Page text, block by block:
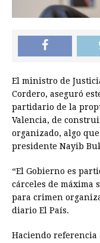
El ministro de
Cordero, aseguró
partidario de la
Valencia, de
organizado, algo
presidente Nayib
“El Gobierno es
cárceles de máxima
para crimen
diario El País.
Haciendo